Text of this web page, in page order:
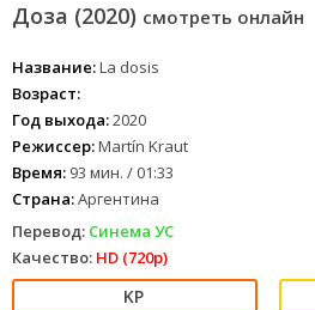
Доза (2020) смотреть онлайн
Название:La dosis
Возраст:
Год выхода:2020
Режиссер:Martín Kraut
Время: 93 мин. / 01:33
Страна:Аргентина
Перевод: Синема УС
Качество: HD (720p)